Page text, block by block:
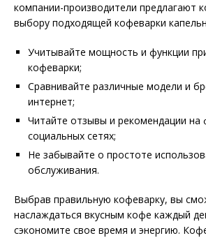
компании-производители предлагают
выбору подходящей кофеварки
Учитывайте мощность и функции
кофеварки;
Сравнивайте различные модели и
интернет;
Читайте отзывы и рекомендации на
социальных сетях;
Не забывайте о простоте
обслуживания.
Выбрав правильную кофеварку, вы
наслаждаться вкусным кофе каждый
сэкономите свое время и энергию.